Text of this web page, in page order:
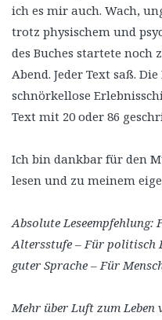
ich es mir auch. Wach,
trotz physischem und
des Buches startete noch
Abend. Jeder Text saß.
schnörkellose
Text mit 20 oder 86
Ich bin dankbar für den
lesen und zu meinem
Absolute Leseempfehlung:
Altersstufe – Für politisch
guter Sprache – Für
Mehr über Luft zum Leben